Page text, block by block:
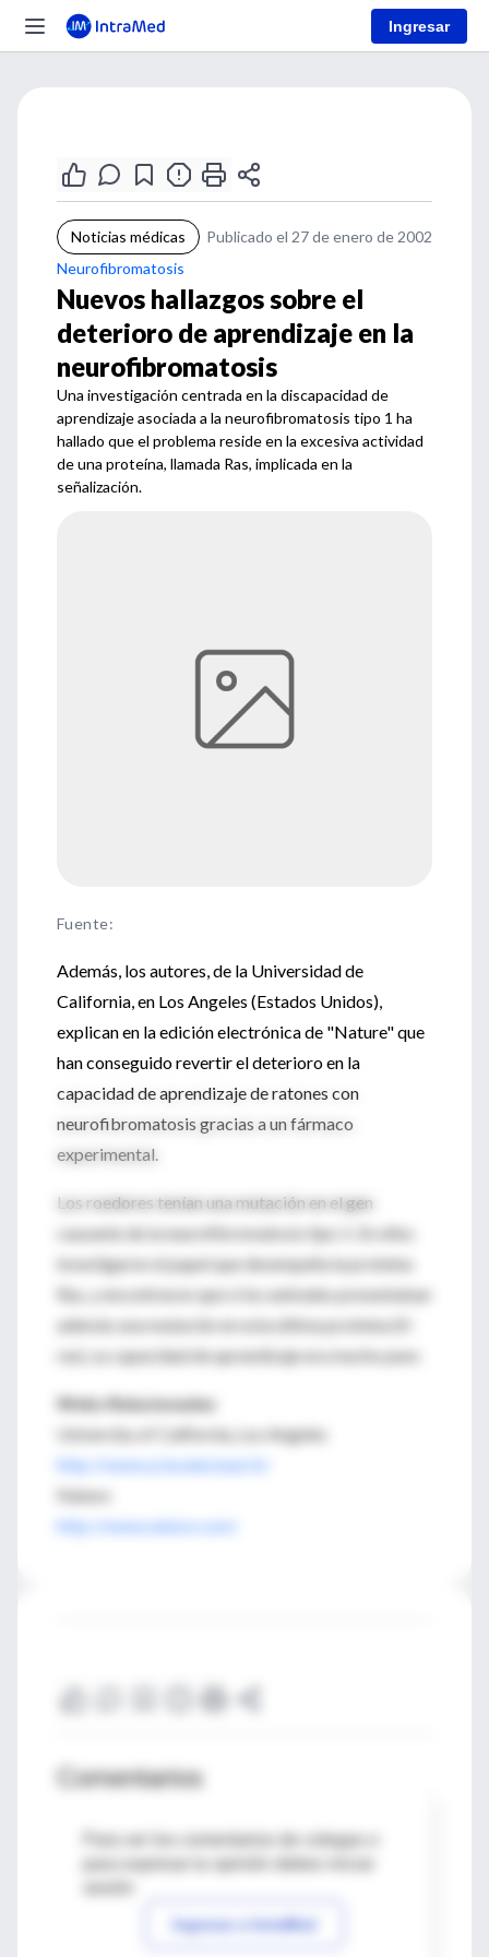
Ingresar
Noticias médicas
Publicado el 27 de enero de 2002
Neurofibromatosis
Nuevos hallazgos sobre el
deterioro de aprendizaje en la
neurofibromatosis
Una investigación centrada en la discapacidad de
aprendizaje asociada a la neurofibromatosis tipo 1 ha
hallado que el problema reside en la excesiva actividad
de una proteína, llamada Ras, implicada en la
señalización.
Fuente:
Además, los autores, de la Universidad de
California, en Los Angeles (Estados Unidos),
explican en la edición electrónica de "Nature" que
han conseguido revertir el deterioro en la
capacidad de aprendizaje de ratones con
neurofibromatosis gracias a un fármaco
experimental.
Los roedores tenían una mutación en el gen
causante de la neurofibromatosis tipo 1. En ellos
investigaron el papel que desempeña la proteína
Ras, y encontraron que si los animales presentaban
además una mutación en esta última proteína (K-
ras), su capacidad de aprendizaje era mucho peor.
Webs Relacionadas
University of California, Los Angeles
http://www.ucla.edu/search/
Nature
http://www.nature.com/
Comentarios
Para ver los comentarios de colegas o
Ingresar a IntraMed